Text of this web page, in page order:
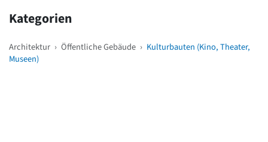
Kategorien
Architektur › Öffentliche Gebäude › Kulturbauten (Kino, Theater,
Museen)